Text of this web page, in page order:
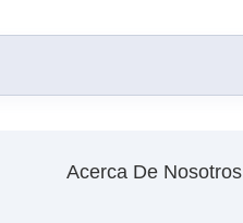
Acerca De Nosotros